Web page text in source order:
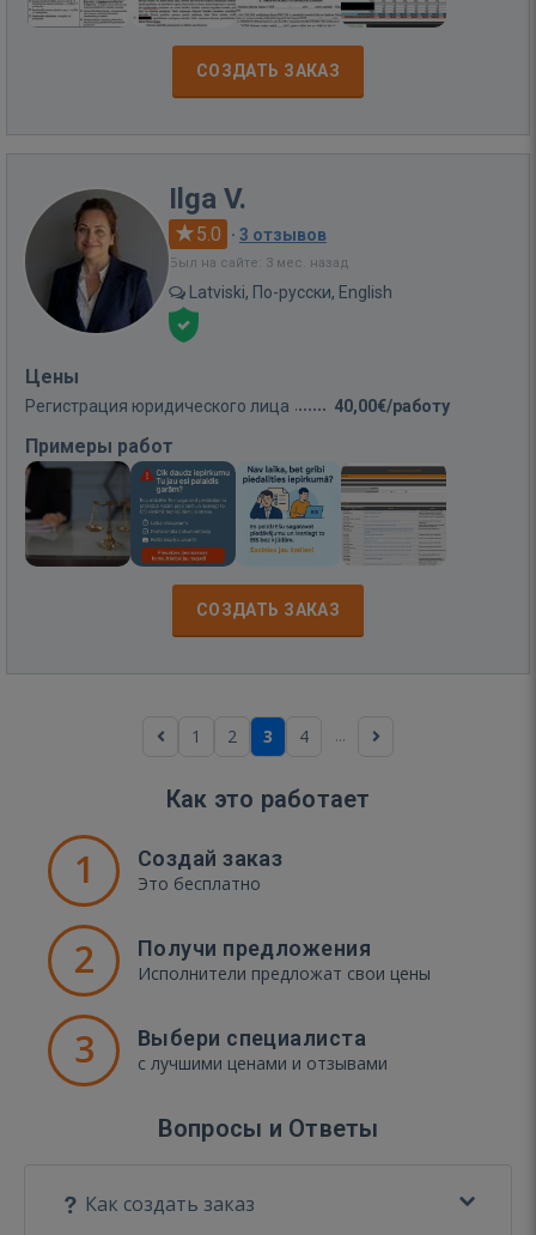
СОЗДАТЬ ЗАКАЗ
Ilga V.
5.0 · 3 отзывов
Был на сайте: 3 мес. назад
Latviski, По-русски, English
Цены
Регистрация юридического лица 40,00€/работу
Примеры работ
СОЗДАТЬ ЗАКАЗ
1 2 3 4 ...
Как это работает
1 Создай заказ
Это бесплатно
2 Получи предложения
Исполнители предложат свои цены
3 Выбери специалиста
с лучшими ценами и отзывами
Вопросы и Ответы
Как создать заказ